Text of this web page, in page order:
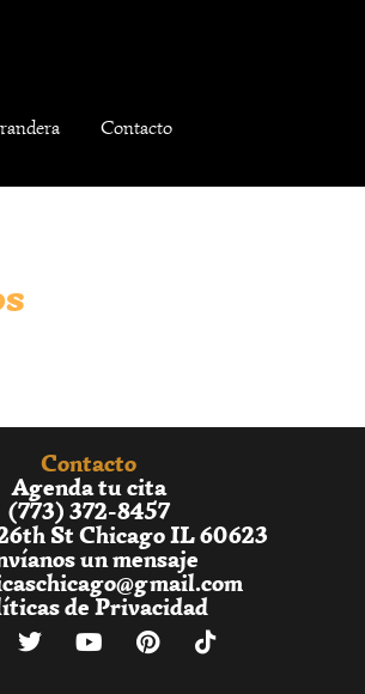
Contacto
Contacto
Agenda tu cita
(773) 372-8457
St Chicago IL 60623
un mensaje
de Privacidad